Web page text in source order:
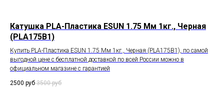
Катушка PLA-Пластика ESUN 1.75 Мм 1кг., Черная
(PLA175B1)
Купить PLA-Пластика ESUN 1.75 Мм 1кг., Черная (PLA175B1), по самой
выгодной цене с бесплатной доставкой по всей России можно в
официальном магазине с гарантией
2500 руб 3500 руб